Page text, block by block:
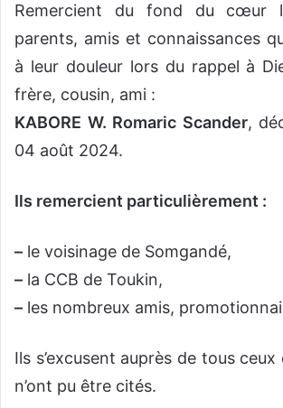
Remercient du fond du cœur
parents, amis et connaissances
à leur douleur lors du rappel à
frère, cousin, ami :
KABORE W. Romaric Scander,
04 août 2024.
Ils remercient particulièrement :
– le voisinage de Somgandé,
– la CCB de Toukin,
– les nombreux amis,
Ils s’excusent auprès de tous
n’ont pu être cités.